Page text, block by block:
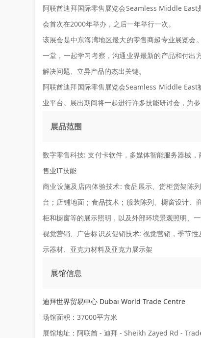
阿联酋迪拜国际零售展览会Seamless Middle
会首次在2000年举办，之后一年举行一次。
该展会是中东海湾地区最大的零售商超专业展览
一堂，一起学习考察，沟通业界最新的产品和付出
解决问题、立异产品的杰出关键。
阿联酋迪拜国际零售展览会Seamless Middle East
业平台。展出期间将一起进行许多技能研讨会，为
展品范围
数字零售科技: 支付卡软件，多媒体智能服务器械
售业IT技能
商业设施及店内体验技术: 食品展示、货柜货架陈
台；店铺地面；食品技术；服装陈列、橱窗设计
柜和橱窗等的展示照明，以及外部环境景观照明、
视觉营销、广告标识及促销技术: 视觉营销，季节性
示器材、亚克力材料及亚克力展示架​
展馆信息
迪拜世界贸易中心 Dubai World Trade Centre
场馆面积：37000平方米
展馆地址：阿联酋 - 迪拜 - Sheikh Zayed Rd -